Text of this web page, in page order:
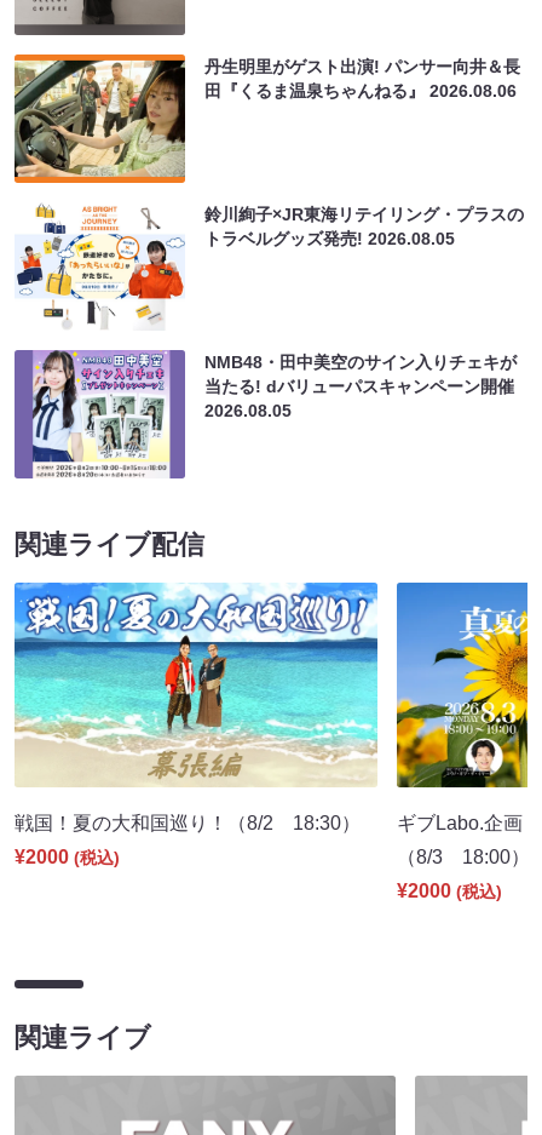
丹生明里がゲスト出演! パンサー向井＆長
田『くるま温泉ちゃんねる』2026.08.06
鈴川絢子×JR東海リテイリング・プラスの
トラベルグッズ発売!2026.08.05
NMB48・田中美空のサイン入りチェキが
当たる! dバリューパスキャンペーン開催
2026.08.05
関連ライブ配信
戦国！夏の大和国巡り！（8/2 18:30）
¥2000 (税込)
ギブLabo.企画
（8/3 18:00）
¥2000 (税込)
関連ライブ